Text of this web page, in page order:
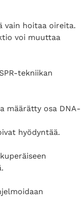
vain hoitaa oireita.
voi muuttaa
tekniikan
määrätty osa DNA-
hyödyntää.